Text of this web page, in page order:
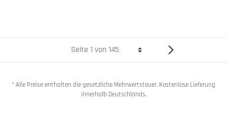
* Alle Preise enthalten die gesetzliche Mehrwertsteuer. Kostenlose Lieferung
innerhalb Deutschlands.